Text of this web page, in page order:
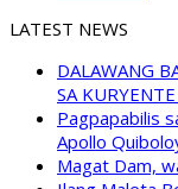
LATEST NEWS
DALAWANG
SA
Pagpapabilis
Apollo
Magat Dam,